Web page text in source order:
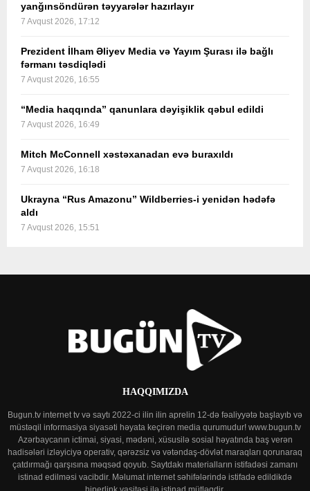
yanğınsöndürən təyyarələr hazırlayır
7 Avqust 2026, 17:12
Prezident İlham Əliyev Media və Yayım Şurası ilə bağlı
fərmanı təsdiqlədi
7 Avqust 2026, 16:55
“Media haqqında” qanunlara dəyişiklik qəbul edildi
7 Avqust 2026, 16:49
Mitch McConnell xəstəxanadan evə buraxıldı
7 Avqust 2026, 16:18
Ukrayna “Rus Amazonu” Wildberries-i yenidən hədəfə
aldı
7 Avqust 2026, 15:51
HAQQIMIZDA
Bugun.tv internet tv və saytı 2022-ci ilin ilin aprelin 12-də fəaliyyətə başlayıb və
müstəqil informasiya siyasəti həyata keçirən media qurumudur! www.bugun.tv
Azərbaycanın ictimai, siyasi, mədəni, xüsusilə sosial həyatında baş verən
hadisələri izləyiciyə operativ, qərəzsiz və vətəndaş-dövlət maraqları qorunaraq
çatdırmağı qarşısına məqsəd qoyub. Saytdakı materialların istifadəsi zamanı
istinad edilməsi vacibdir. Məlumat internet səhifələrində istifadə edildikdə